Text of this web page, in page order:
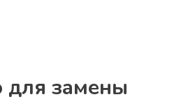
для замены